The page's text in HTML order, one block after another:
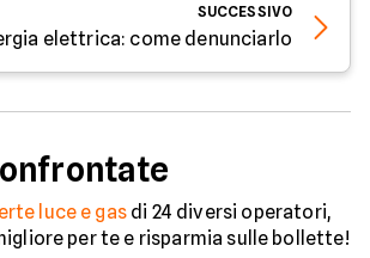
SUCCESSIVO
elettrica: come denunciarlo
luce e gasdi 24 diversi operatori,
per te e risparmia sulle bollette!